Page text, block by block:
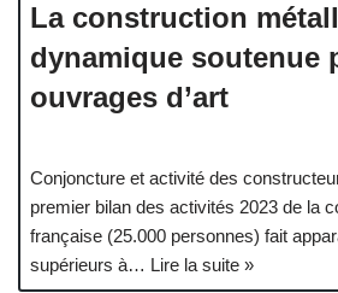
La construction
dynamique soutenue
ouvrages d’art
Conjoncture et activité des
premier bilan des activités 2023 de la
française (25.000 personnes) fait
supérieurs à… Lire la suite »